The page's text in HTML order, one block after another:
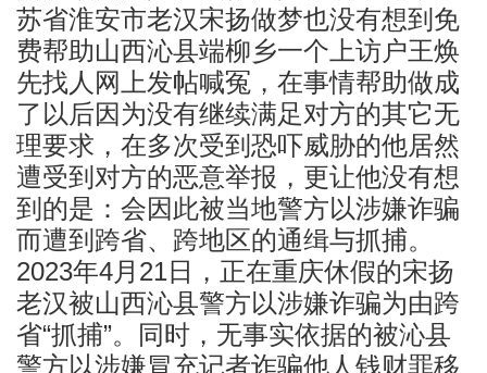
苏省淮安市老汉宋扬做梦也没有想到免
费帮助山西沁县端柳乡一个上访户王焕
先找人网上发帖喊冤，在事情帮助做成
了以后因为没有继续满足对方的其它无
理要求，在多次受到恐吓威胁的他居然
遭受到对方的恶意举报，更让他没有想
到的是：会因此被当地警方以涉嫌诈骗
而遭到跨省、跨地区的通缉与抓捕。
2023年4月21日，正在重庆休假的宋扬
老汉被山西沁县警方以涉嫌诈骗为由跨
省“抓捕”。同时，无事实依据的被沁县
警方以涉嫌冒充记者诈骗他人钱财罪移